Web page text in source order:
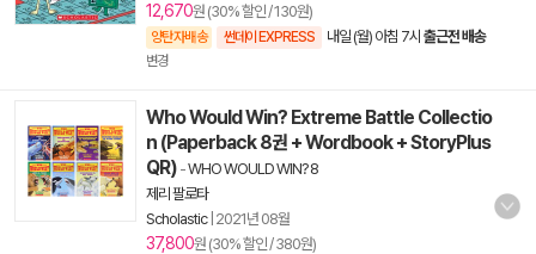
12,670원 (30% 할인 / 130원)
양탄자배송 썬데이 EXPRESS 내일 (월) 아침 7시 출근전 배송
변경
Who Would Win? Extreme Battle Collectio
n (Paperback 8권 + Wordbook + StoryPlus
QR) -WHO WOULD WIN? 8
제리 팔로타
Scholastic| 2021년 08월
37,800원 (30% 할인 / 380원)